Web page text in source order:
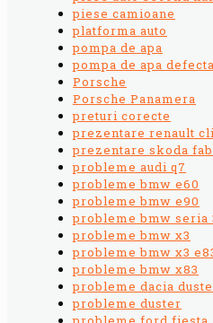
piese camioane
platforma auto
pompa de apa
pompa de apa defecta
Porsche
Porsche Panamera
preturi corecte
prezentare renault
prezentare skoda
probleme audi q7
probleme bmw e60
probleme bmw e90
probleme bmw seria
probleme bmw x3
probleme bmw x3
probleme bmw x83
probleme dacia
probleme duster